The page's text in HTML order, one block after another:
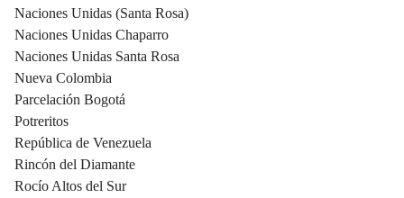
Naciones Unidas (Santa Rosa)
Naciones Unidas Chaparro
Naciones Unidas Santa Rosa
Nueva Colombia
Parcelación Bogotá
Potreritos
República de Venezuela
Rincón del Diamante
Rocío Altos del Sur